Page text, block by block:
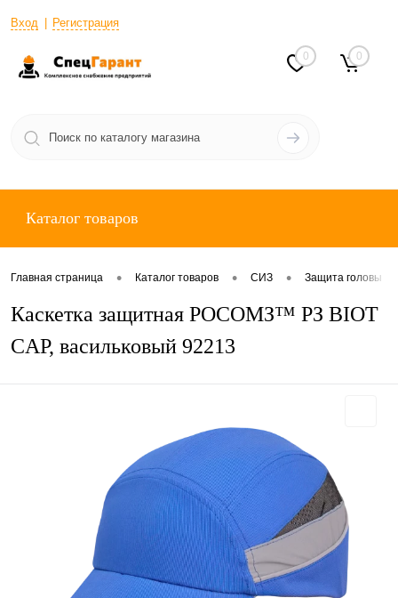
Вход Регистрация
0 0
Каталог товаров
Главная страница • Каталог товаров • СИЗ • Защита головы
Каскетка защитная РОСОМЗ™ РЗ BIOT
CAP, васильковый 92213